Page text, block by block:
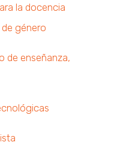
la docencia
género
de enseñanza,